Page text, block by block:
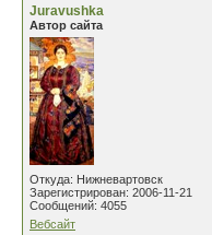
Juravushka
Автор сайта
Откуда: Нижневартовск
Зарегистрирован: 2006-11-21
Сообщений: 4055
Вебсайт